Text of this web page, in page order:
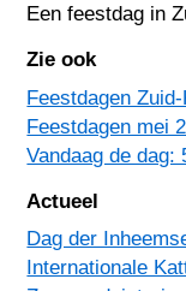
Een feestdag in
Zie ook
Feestdagen
Feestdagen mei
Vandaag de dag:
Actueel
Dag der
Internationale